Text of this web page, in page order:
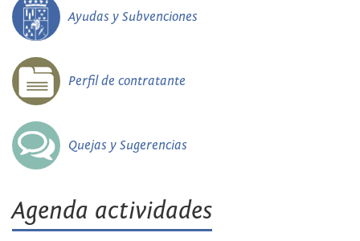
Ayudas y Subvenciones
Perfil de contratante
Quejas y Sugerencias
Agenda actividades